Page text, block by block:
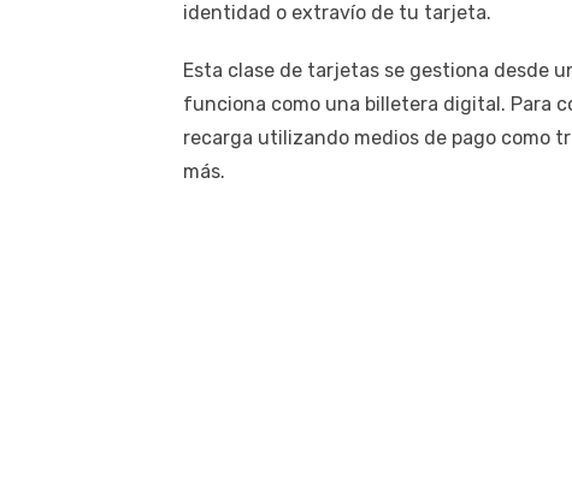
identidad o extravío de tu tarjeta.
Esta clase de tarjetas se gestiona desde
funciona como una billetera digital. Para
recarga utilizando medios de pago como
más.